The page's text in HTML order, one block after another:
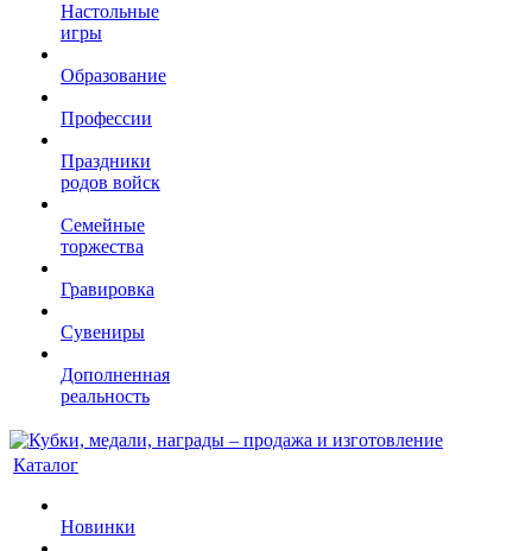
Настольные
игры
Образование
Профессии
Праздники
родов войск
Семейные
торжества
Гравировка
Сувениры
Дополненная
реальность
Каталог
Новинки